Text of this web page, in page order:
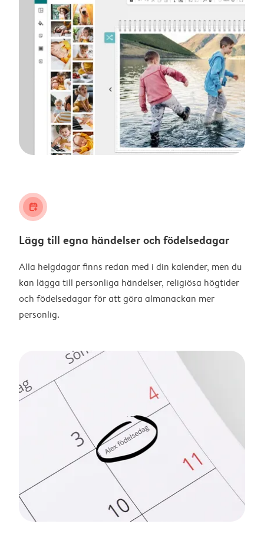
calendar_plus
Lägg till egna händelser och födelsedagar
Alla helgdagar finns redan med i din kalender, men du
kan lägga till personliga händelser, religiösa högtider
och födelsedagar för att göra almanackan mer
personlig.